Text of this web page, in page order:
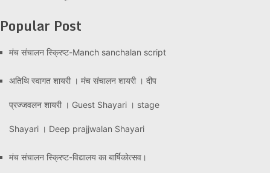
Popular Post
मंच संचालन स्क्रिप्ट-Manch sanchalan script
अतिथि स्वागत शायरी । मंच संचालन शायरी । दीप
प्रज्जवलन शायरी । Guest Shayari । stage
Shayari । Deep prajjwalan Shayari
मंच संचालन स्क्रिप्ट-विद्यालय का बार्षिकोत्सव।